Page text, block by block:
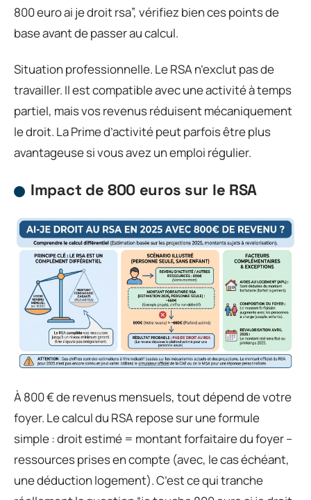
800 euro ai je droit rsa”, vérifiez bien ces points de
base avant de passer au calcul.
Situation professionnelle. Le RSA n’exclut pas de
travailler. Il est compatible avec une activité à temps
partiel, mais vos revenus réduisent mécaniquement
le droit. La Prime d’activité peut parfois être plus
avantageuse si vous avez un emploi régulier.
Impact de 800 euros sur le RSA
À 800 € de revenus mensuels, tout dépend de votre
foyer. Le calcul du RSA repose sur une formule
simple : droit estimé = montant forfaitaire du foyer –
ressources prises en compte (avec, le cas échéant,
une déduction logement). C’est ce qui tranche